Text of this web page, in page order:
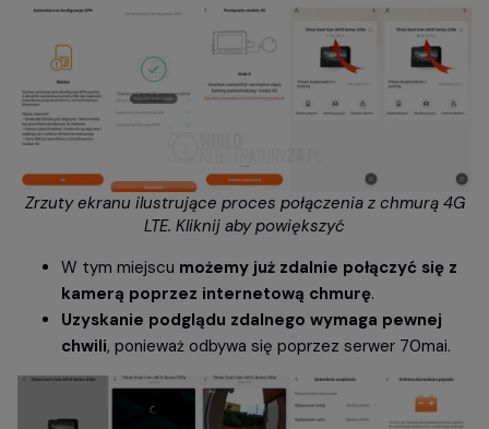
Zrzuty ekranu ilustrujące proces połączenia z chmurą 4G
LTE. Kliknij aby powiększyć
W tym miejscu możemy już zdalnie połączyć się z
kamerą poprzez internetową chmurę.
Uzyskanie podglądu zdalnego wymaga pewnej
chwili, ponieważ odbywa się poprzez serwer 70mai.